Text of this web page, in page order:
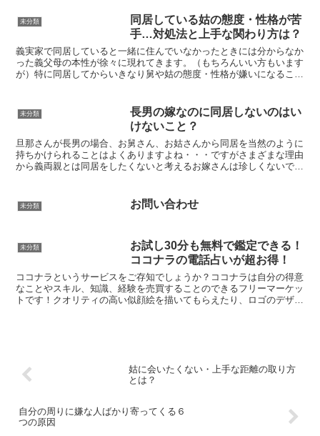
未分類
同居している姑の態度・性格が苦
手…対処法と上手な関わり方は？
義実家で同居していると一緒に住んでいなかったときには分からなか
った義父母の本性が徐々に現れてきます。（もちろんいい方もいます
が）特に同居してからいきなり舅や姑の態度・性格が嫌いになること
未分類
長男の嫁なのに同居しないのはい
けないこと？
旦那さんが長男の場合、お舅さん、お姑さんから同居を当然のように
持ちかけられることはよくありますよね・・・ですがさまざまな理由
から義両親とは同居をしたくないと考えるお嫁さんは珍しくないで
未分類 お問い合わせ
未分類
お試し30分も無料で鑑定できる！
ココナラの電話占いが超お得！
ココナラというサービスをご存知でしょうか？ココナラは自分の得意
なことやスキル、知識、経験を売買することのできるフリーマーケッ
トです！クオリティの高い似顔絵を描いてもらえたり、ロゴのデザイ
姑に会いたくない・上手な距離の取り方
とは？
自分の周りに嫌な人ばかり寄ってくる６
つの原因